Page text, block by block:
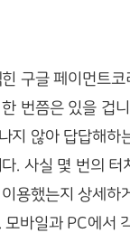
구글 페이먼트
번쯤은 있을 겁
지 않아 답답해하
. 사실 몇 번의 터
용했는지 상세하
모바일과 PC에서